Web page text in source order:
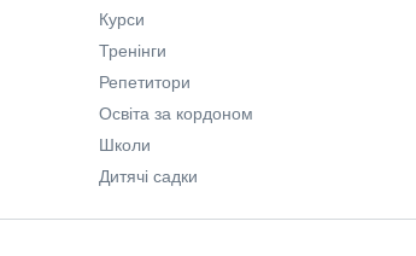
Курси
Тренінги
Репетитори
Освіта за кордоном
Школи
Дитячі садки